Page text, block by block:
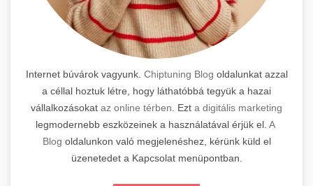
Internet búvárok vagyunk. Chiptuning Blog oldalunkat azzal
a céllal hoztuk létre, hogy láthatóbbá tegyük a hazai
vállalkozásokat az online térben . Ezt a digitális marketing
legmodernebb eszközeinek a használatával érjük el. A
Blog oldalunkon való megjelenéshez, kérünk küld el
üzenetedet a Kapcsolat menüpontban.